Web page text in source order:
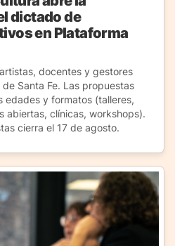
dictado de
en Plataforma
docentes y gestores
Santa Fe. Las propuestas
edades y formatos (talleres,
abiertas, clínicas, workshops).
cierra el 17 de agosto.